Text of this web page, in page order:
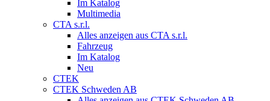
Im Katalog
Multimedia
CTA s.r.l.
Alles anzeigen aus CTA s.r.l.
Fahrzeug
Im Katalog
Neu
CTEK
CTEK Schweden AB